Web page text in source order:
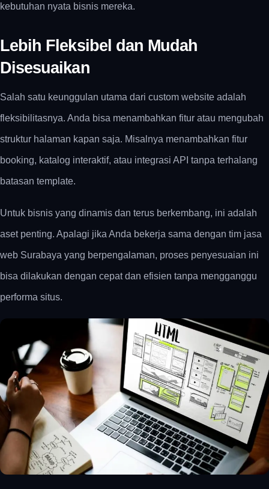
kebutuhan nyata bisnis mereka.
Lebih Fleksibel dan Mudah
Disesuaikan
Salah satu keunggulan utama dari custom website adalah
fleksibilitasnya. Anda bisa menambahkan fitur atau mengubah
struktur halaman kapan saja. Misalnya menambahkan fitur
booking, katalog interaktif, atau integrasi API tanpa terhalang
batasan template.
Untuk bisnis yang dinamis dan terus berkembang, ini adalah
aset penting. Apalagi jika Anda bekerja sama dengan tim jasa
web Surabaya yang berpengalaman, proses penyesuaian ini
bisa dilakukan dengan cepat dan efisien tanpa mengganggu
performa situs.